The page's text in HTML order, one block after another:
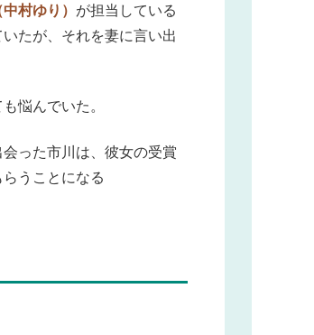
中村ゆり） が担当している
たが、それを妻に言い出
悩んでいた。
会った市川は、彼女の受賞
うことになる